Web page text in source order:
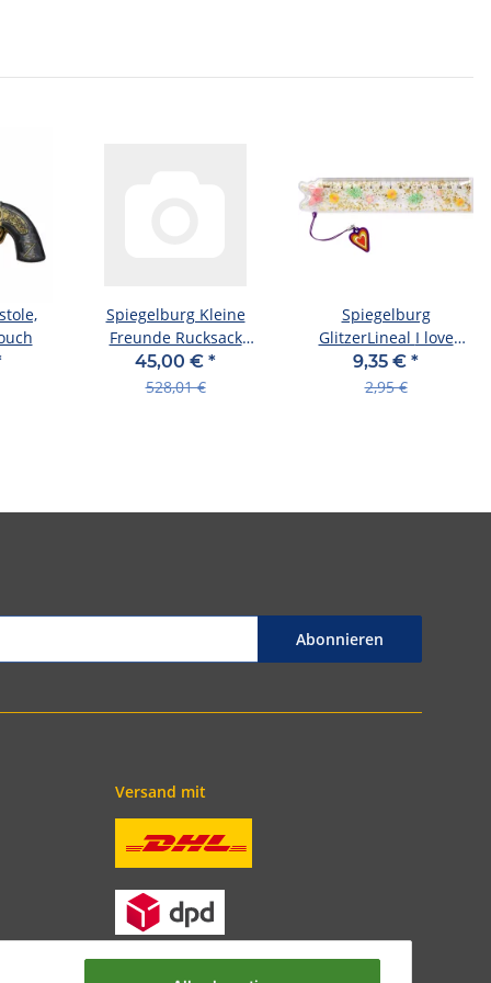
Spiegelburg Kleine
Freunde Rucksack
Feuerwehr 4tlg. Set
Turnbeutel
45,00 € *
528,01 €
Spiegelburg
GlitzerLineal I love
Paper, sort.
9,35 € *
2,95 €
Abonnieren
Versand mit